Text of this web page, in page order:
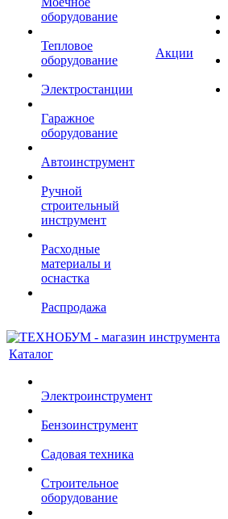
оборудование
Тепловое
оборудование
Электростанции
Гаражное
оборудование
Автоинструмент
Ручной
строительный
инструмент
Расходные
материалы и
оснастка
Распродажа
Акции
Каталог
Электроинструмент
Бензоинструмент
Садовая техника
Строительное
оборудование